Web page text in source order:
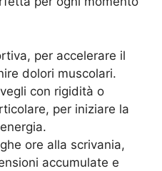
per accelerare il
dolori muscolari.
con rigidità o
per iniziare la
ore alla scrivania,
accumulate e